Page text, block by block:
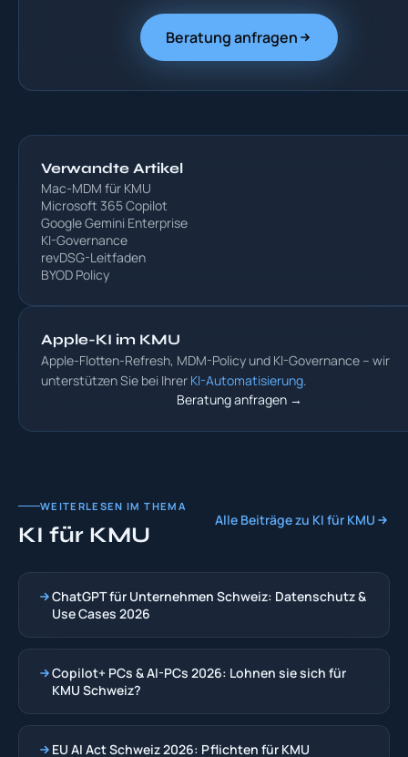
Beratung anfragen
Verwandte Artikel
Mac-MDM für KMU
Microsoft 365 Copilot
Google Gemini Enterprise
KI-Governance
revDSG-Leitfaden
BYOD Policy
Apple-KI im KMU
Apple-Flotten-Refresh, MDM-Policy und KI-Governance – wir
unterstützen Sie bei Ihrer KI-Automatisierung.
Beratung anfragen →
WEITERLESEN IM THEMA
KI für KMU
Alle Beiträge zu KI für KMU
ChatGPT für Unternehmen Schweiz: Datenschutz &
Use Cases 2026
Copilot+ PCs & AI-PCs 2026: Lohnen sie sich für
KMU Schweiz?
EU AI Act Schweiz 2026: Pflichten für KMU